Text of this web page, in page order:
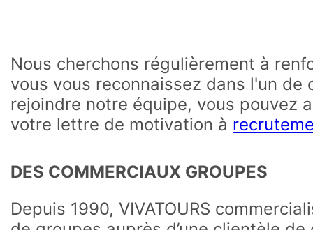
Nous cherchons régulièrement à
vous vous reconnaissez dans l'un
rejoindre notre équipe, vous pouvez
votre lettre de motivation à
DES COMMERCIAUX GROUPES
Depuis 1990, VIVATOURS